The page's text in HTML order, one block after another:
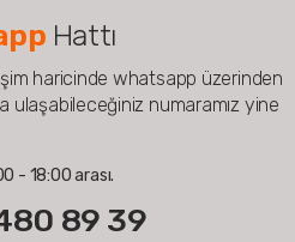
Hattı
haricinde whatsapp üzerinden
ulaşabileceğiniz numaramız yine
- 18:00 arası.
89 39